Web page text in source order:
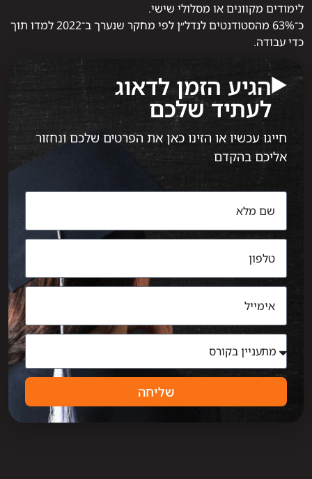
לימודים מקוונים או מסלולי שישי.
כ־63% מהסטודנטים לנדל״ן לפי מחקר שנערך ב־2022 למדו תוך
כדי עבודה.
הגיע הזמן לדאוג
לעתיד שלכם
חייגו עכשיו או הזינו כאן את הפרטים שלכם ונחזור
אליכם בהקדם
שליחה